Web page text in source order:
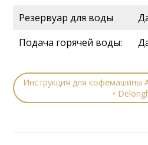
Резервуар для воды
Подача горячей воды:
Инструкция для кофемашины
•